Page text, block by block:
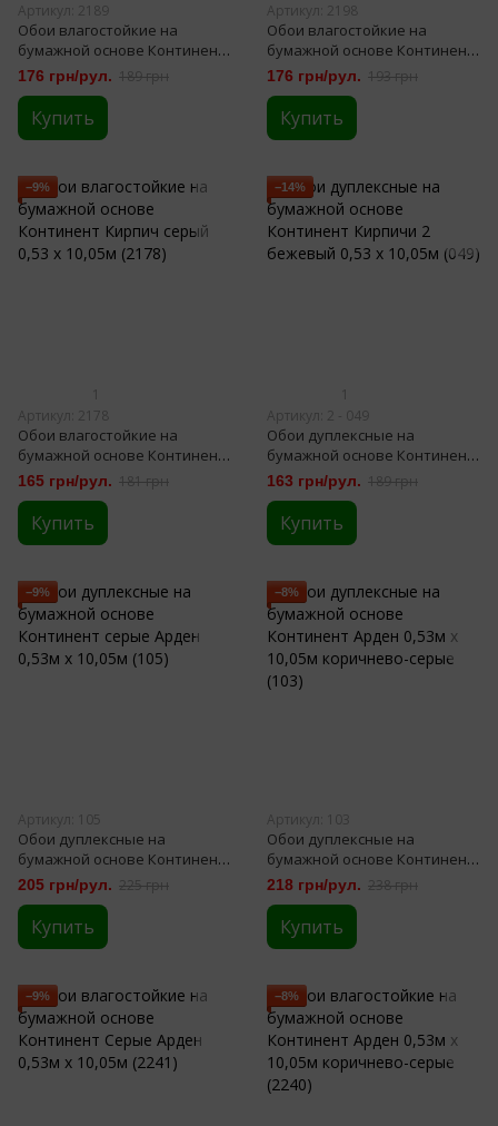
Артикул: 2189
Обои влагостойкие на
бумажной основе Континент
Кирпич терракотовый 0,53 х
10,05м (2189)
176 грн/рул. 189 грн
Купить
Артикул: 2198
Обои влагостойкие на
бумажной основе Континент
Брекчия бежевый 0,53 х
10,05м (2198)
176 грн/рул. 193 грн
Купить
−9%
Артикул: 2178
Обои влагостойкие на
бумажной основе Континент
Кирпич серый 0,53 х 10,05м
165 грн/рул. 181 грн
Купить
−14%
Артикул: 2 - 049
Обои дуплексные на
бумажной основе Континент
Кирпичи 2 бежевый 0,53 х
10,05м (049)
163 грн/рул. 189 грн
Купить
−9%
Артикул: 105
Обои дуплексные на
бумажной основе Континент
серые Арден 0,53м х 10,05м
205 грн/рул. 225 грн
Купить
−8%
Артикул: 103
Обои дуплексные на
бумажной основе Континент
Арден 0,53м х 10,05м
коричнево-серые (103)
218 грн/рул. 238 грн
Купить
−9% −8%